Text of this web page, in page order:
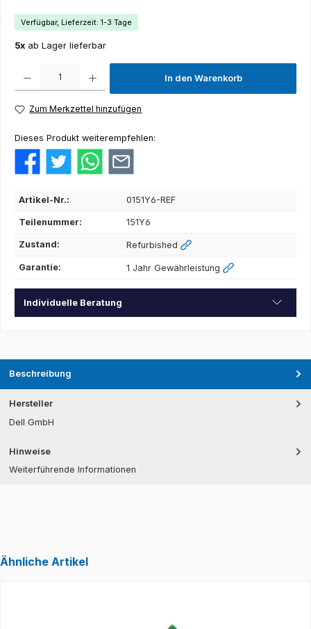
Verfügbar, Lieferzeit: 1-3 Tage
5x ab Lager lieferbar
In den Warenkorb
Zum Merkzettel hinzufügen
Dieses Produkt weiterempfehlen:
Artikel-Nr.: 0151Y6-REF
Teilenummer: 151Y6
Zustand: Refurbished
Garantie: 1 Jahr Gewährleistung
Individuelle Beratung
Beschreibung
Hersteller
Dell GmbH
Hinweise
Weiterführende Informationen
Ähnliche Artikel